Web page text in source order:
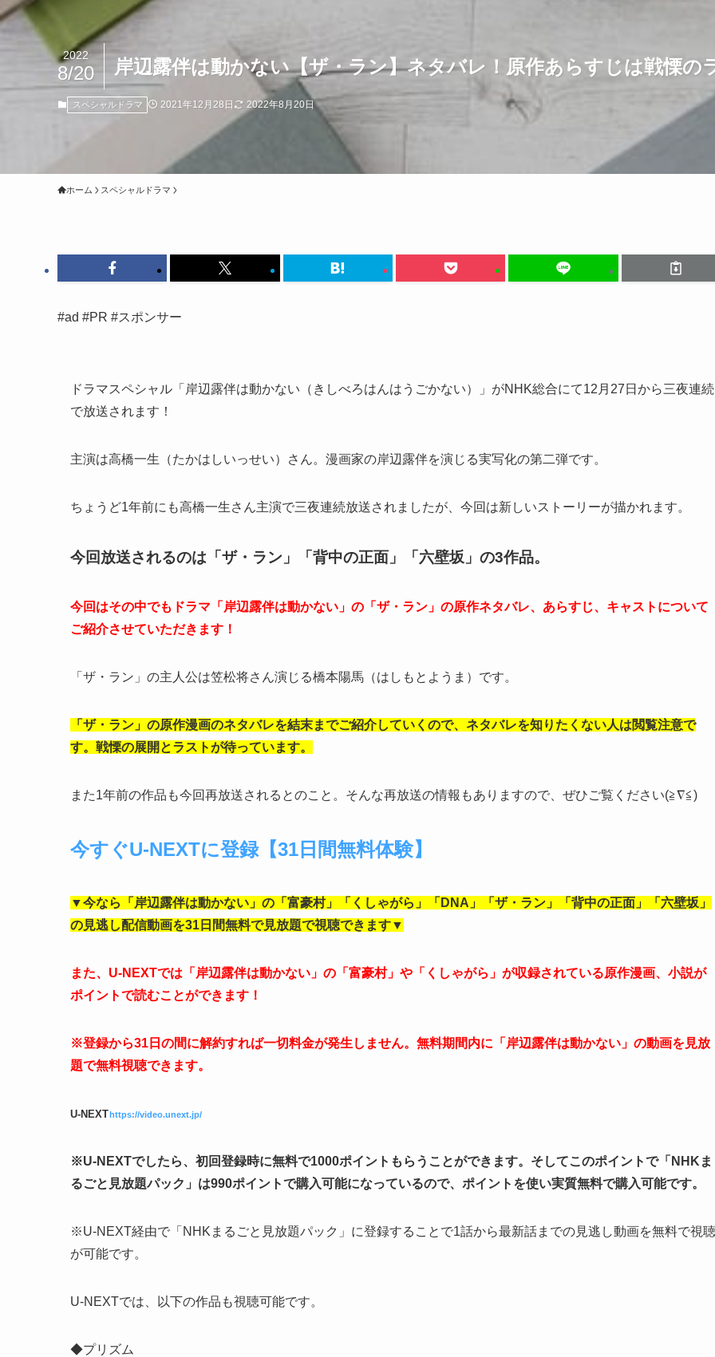
岸辺露伴は動かない【ザ・ラン】ネタバレ！原作あらすじは戦慄の
2022
8/20
スペシャルドラマ 2021年12月28日 2022年8月20日
ホーム スペシャルドラマ
#ad #PR #スポンサー
ドラマスペシャル「岸辺露伴は動かない（きしべろはんはうごかない）」がNHK総合にて12月27日から三夜連続
で放送されます！
主演は高橋一生（たかはしいっせい）さん。漫画家の岸辺露伴を演じる実写化の第二弾です。
ちょうど1年前にも高橋一生さん主演で三夜連続放送されましたが、今回は新しいストーリーが描かれます。
今回放送されるのは「ザ・ラン」「背中の正面」「六壁坂」の3作品。
今回はその中でもドラマ「岸辺露伴は動かない」の「ザ・ラン」の原作ネタバレ、あらすじ、キャストについて
ご紹介させていただきます！
「ザ・ラン」の主人公は笠松将さん演じる橋本陽馬（はしもとようま）です。
「ザ・ラン」の原作漫画のネタバレを結末までご紹介していくので、ネタバレを知りたくない人は閲覧注意で
す。戦慄の展開とラストが待っています。
また1年前の作品も今回再放送されるとのこと。そんな再放送の情報もありますので、ぜひご覧ください(≧∇≦)
今すぐU-NEXTに登録【31日間無料体験】
▼今なら「岸辺露伴は動かない」の「富豪村」「くしゃがら」「DNA」「ザ・ラン」「背中の正面」「六壁坂」
の見逃し配信動画を31日間無料で見放題で視聴できます▼
また、U-NEXTでは「岸辺露伴は動かない」の「富豪村」や「くしゃがら」が収録されている原作漫画、小説が
ポイントで読むことができます！
※登録から31日の間に解約すれば一切料金が発生しません。無料期間内に「岸辺露伴は動かない」の動画を見放
題で無料視聴できます。
U-NEXThttps://video.unext.jp/
※U-NEXTでしたら、初回登録時に無料で1000ポイントもらうことができます。そしてこのポイントで「NHKま
るごと見放題パック」は990ポイントで購入可能になっているので、ポイントを使い実質無料で購入可能です。
※U-NEXT経由で「NHKまるごと見放題パック」に登録することで1話から最新話までの見逃し動画を無料で視聴
が可能です。
U-NEXTでは、以下の作品も視聴可能です。
◆プリズム